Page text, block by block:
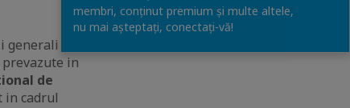
din
prevazute in
de
in cadrul
membri, conținut premium și multe altele,
nu mai așteptați, conectaţi-vă!